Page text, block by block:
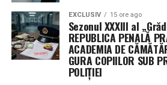
EXCLUSIV 15 ore ago
Sezonul XXXIII al
REPUBLICA PENALĂ
ACADEMIA DE
GURA COPIILOR SUB
POLIȚIEI